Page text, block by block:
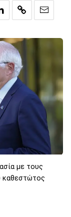
με τους
καθεστώτος